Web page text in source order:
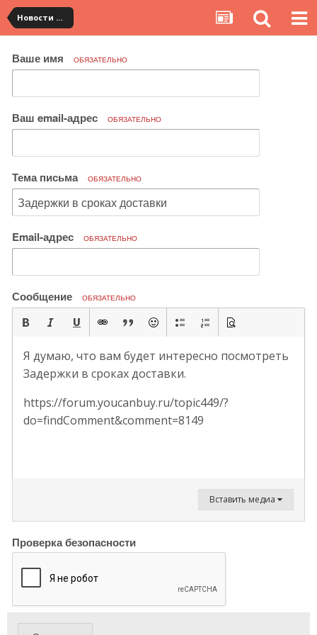
Новости сервиса
Ваше имя ОБЯЗАТЕЛЬНО
Ваш email-адрес ОБЯЗАТЕЛЬНО
Тема письма ОБЯЗАТЕЛЬНО
Email-адрес ОБЯЗАТЕЛЬНО
Сообщение ОБЯЗАТЕЛЬНО
Я думаю, что вам будет интересно посмотреть
Задержки в сроках доставки.
https://forum.youcanbuy.ru/topic449/?
do=findComment&comment=8149
Вставить медиа
Проверка безопасности